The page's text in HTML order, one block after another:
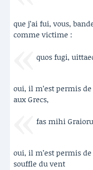
que j’ai fui, vous,
comme victime :
quos fugi,
oui, il m’est permis
aux Grecs,
fas mihi
oui, il m’est permis
souffle du vent